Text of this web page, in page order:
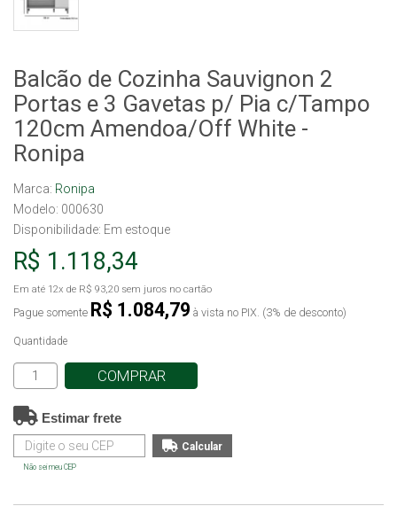
Balcão de Cozinha Sauvignon 2
Portas e 3 Gavetas p/ Pia c/Tampo
120cm Amendoa/Off White -
Ronipa
Marca: Ronipa
Modelo: 000630
Disponibilidade: Em estoque
R$ 1.118,34
Em até 12x de R$ 93,20 sem juros no cartão
Pague somente R$ 1.084,79 à vista no PIX. (3% de desconto)
Quantidade
COMPRAR
Estimar frete
Não sei meu CEP